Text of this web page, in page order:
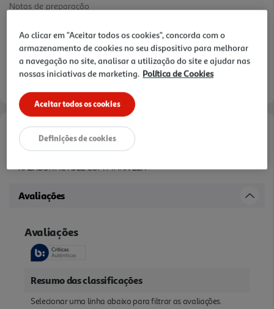
Notas de preparação
Descrição
RALADOR ACTUEL COM MANIVELA
Avaliações
Ao clicar em "Aceitar todos os cookies", concorda com o
armazenamento de cookies no seu dispositivo para melhorar
a navegação no site, analisar a utilização do site e ajudar nas
nossas iniciativas de marketing. Política de Cookies
Aceitar todos os cookies
Definições de cookies